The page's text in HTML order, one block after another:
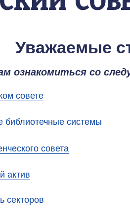
Уважаемые
ознакомиться со
совете
библиотечные системы
совета
актив
секторов